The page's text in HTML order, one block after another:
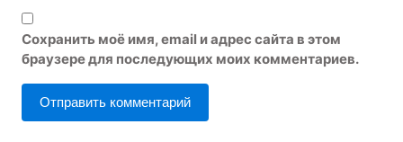
Сохранить моё имя, email и адрес сайта в этом
браузере для последующих моих комментариев.